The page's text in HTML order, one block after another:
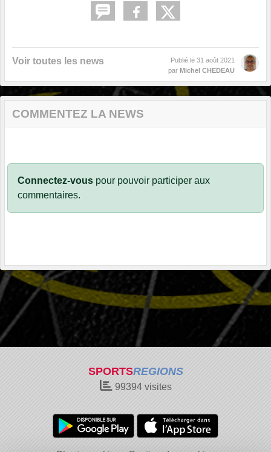
Voir toutes les news Publié le 31 août 2021
par Michel CHEDEAU
COMMENTEZ LA NEWS
Connectez-vous pour pouvoir participer aux
commentaires.
SPORTSREGIONS
99394visites